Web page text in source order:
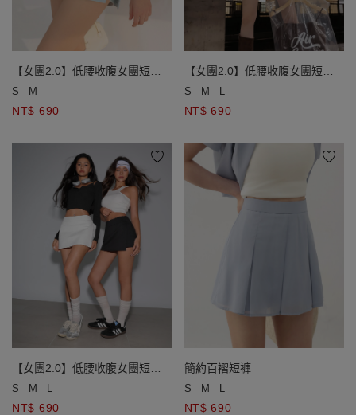
【女團2.0】低腰收腹女團短褲
裙
S M
NT$ 690
【女團2.0】低腰收腹女團短褲
裙
S M
NT$ 690
【女團2.0】低腰收腹女團短褲
裙
S M
NT$ 690
簡約百褶短褲
S M
NT$ 690